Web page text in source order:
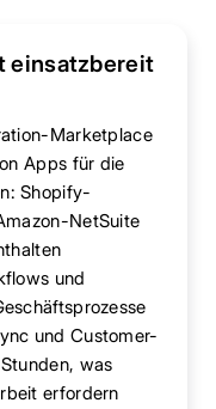
einsatzbereit
Marketplace
Apps für die
Shopify-
NetSuite
und
und Customer-
was
erfordern